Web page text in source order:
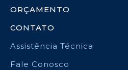
ORÇAMENTO
CONTATO
Assistência Técnica
Fale Conosco